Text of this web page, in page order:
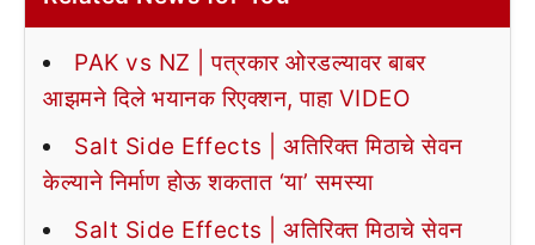
PAK vs NZ | पत्रकार ओरडल्यावर बाबर
आझमने दिले भयानक रिएक्शन, पाहा VIDEO
Salt Side Effects | अतिरिक्त मिठाचे सेवन
केल्याने निर्माण होऊ शकतात ‘या’ समस्या
Salt Side Effects | अतिरिक्त मिठाचे सेवन